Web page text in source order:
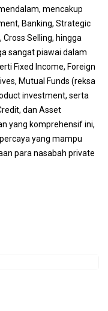
mencakup
Banking, Strategic
Cross Selling, hingga
sangat piawai dalam
Fixed Income, Foreign
Mutual Funds (reksa
investment, serta
dan Asset
yang komprehensif ini,
yang mampu
para nasabah private